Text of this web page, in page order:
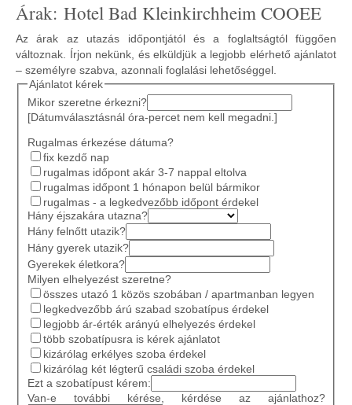
Árak: Hotel Bad Kleinkirchheim COOEE
Az árak az utazás időpontjától és a foglaltságtól függően
változnak. Írjon nekünk, és elküldjük a legjobb elérhető ajánlatot
– személyre szabva, azonnali foglalási lehetőséggel.
Ajánlatot kérek
Mikor szeretne érkezni?
[Dátumválasztásnál óra-percet nem kell megadni.]
Rugalmas érkezése dátuma?
fix kezdő nap
rugalmas időpont akár 3-7 nappal eltolva
rugalmas időpont 1 hónapon belül bármikor
rugalmas - a legkedvezőbb időpont érdekel
Hány éjszakára utazna?
Hány felnőtt utazik?
Hány gyerek utazik?
Gyerekek életkora?
Milyen elhelyezést szeretne?
összes utazó 1 közös szobában / apartmanban legyen
legkedvezőbb árú szabad szobatípus érdekel
legjobb ár-érték arányú elhelyezés érdekel
több szobatípusra is kérek ajánlatot
kizárólag erkélyes szoba érdekel
kizárólag két légterű családi szoba érdekel
Ezt a szobatípust kérem:
Van-e további kérése, kérdése az ajánlathoz?